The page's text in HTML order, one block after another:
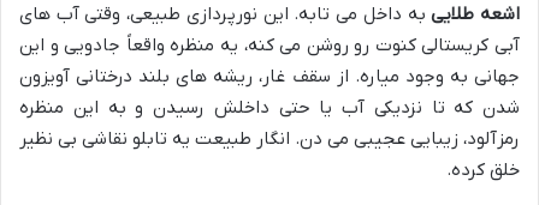
اشعه طلاییبه داخل می تابه. این نورپردازی طبیعی، وقتی آب های
آبی کریستالی کنوت رو روشن می کنه، یه منظره واقعاً جادویی و این
جهانی به وجود میاره. از سقف غار، ریشه های بلند درختانی آویزون
شدن که تا نزدیکی آب یا حتی داخلش رسیدن و به این منظره
رمزآلود، زیبایی عجیبی می دن. انگار طبیعت یه تابلو نقاشی بی نظیر
خلق کرده.